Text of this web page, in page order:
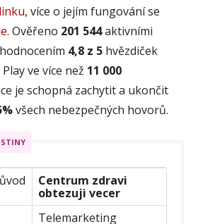
linku, více o jejím fungování se
. Ověřeno 201 544aktivními
4,8 z 5 hvězdiček
ve více než 11 000
je schopná zachytit a ukončit
všech nebezpečných hovorů.
Centrum zdravi
obtezuji vecer
Telemarketing